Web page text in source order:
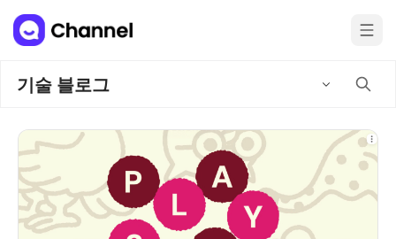
기술 블로그